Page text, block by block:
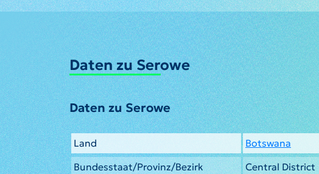
Daten zu Serowe
Daten zu Serowe
Land
Botswana
Bundesstaat/Provinz/Bezirk
Central District